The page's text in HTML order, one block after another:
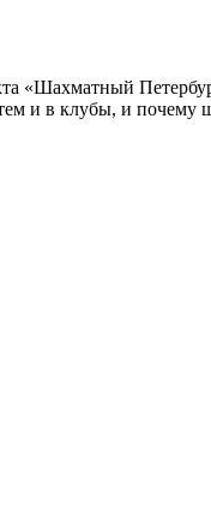
«Шахматный
и в клубы, и